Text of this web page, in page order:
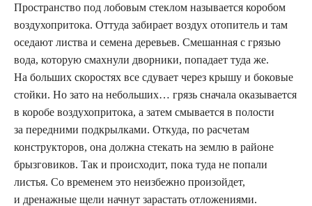
Пространство под лобовым стеклом называется коробом
воздухопритока. Оттуда забирает воздух отопитель и там
оседают листва и семена деревьев. Смешанная с грязью
вода, которую смахнули дворники, попадает туда же.
На больших скоростях все сдувает через крышу и боковые
стойки. Но зато на небольших… грязь сначала оказывается
в коробе воздухопритока, а затем смывается в полости
за передними подкрылками. Откуда, по расчетам
конструкторов, она должна стекать на землю в районе
брызговиков. Так и происходит, пока туда не попали
листья. Со временем это неизбежно произойдет,
и дренажные щели начнут зарастать отложениями.